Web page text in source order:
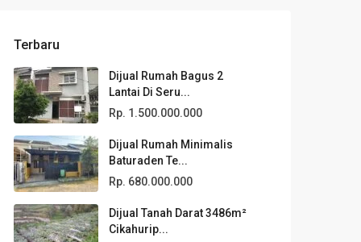
Terbaru
Dijual Rumah Bagus 2
Lantai Di Seru...
Rp. 1.500.000.000
Dijual Rumah Minimalis
Baturaden Te...
Rp. 680.000.000
Dijual Tanah Darat 3486m²
Cikahurip...